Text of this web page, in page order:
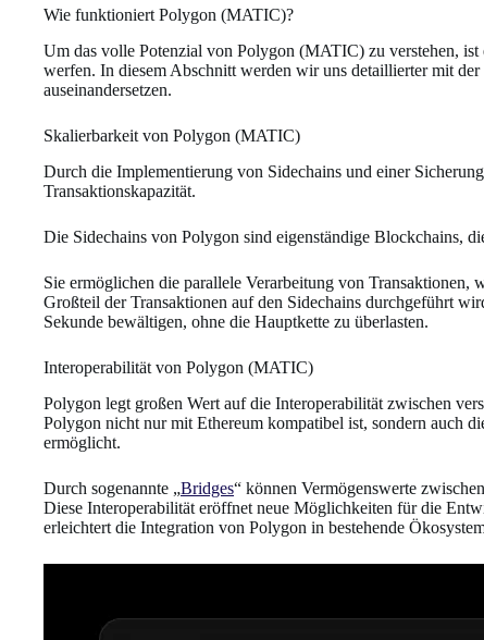
Wie funktioniert Polygon (MATIC)?
Um das volle Potenzial von Polygon (MATIC) zu verstehen,
werfen. In diesem Abschnitt werden wir uns detaillierter mit
auseinandersetzen.
Skalierbarkeit von Polygon (MATIC)
Durch die Implementierung von Sidechains und einer
Transaktionskapazität.
Die Sidechains von Polygon sind eigenständige Blockchains,
Sie ermöglichen die parallele Verarbeitung von
Großteil der Transaktionen auf den Sidechains durchgeführt
Sekunde bewältigen, ohne die Hauptkette zu überlasten.
Interoperabilität von Polygon (MATIC)
Polygon legt großen Wert auf die Interoperabilität zwischen
Polygon nicht nur mit Ethereum kompatibel ist, sondern auch
ermöglicht.
Durch sogenannte „Bridges“ können Vermögenswerte
Diese Interoperabilität eröffnet neue Möglichkeiten für die
erleichtert die Integration von Polygon in bestehende